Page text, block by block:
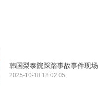
韩国梨泰院踩踏事故事件现场
2025-10-18 18:02:05